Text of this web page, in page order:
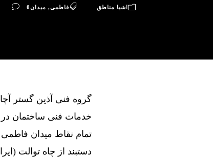
اشیا مناطق فاطمی, میدان0
خدمات فنی ساختمان در
تمام نقاط میدان
دستبند از چاه توالت